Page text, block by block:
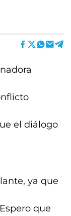
el diálogo
ya que
que